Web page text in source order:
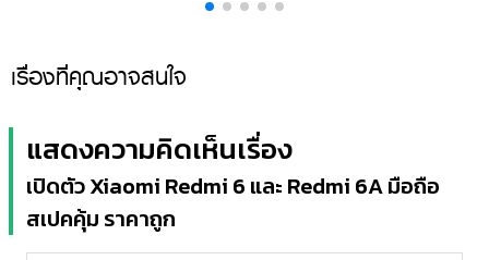
เรื่องที่คุณอาจสนใจ
แสดงความคิดเห็นเรื่อง
เปิดตัว Xiaomi Redmi 6 และ Redmi 6A มือถือ
สเปคคุ้ม ราคาถูก